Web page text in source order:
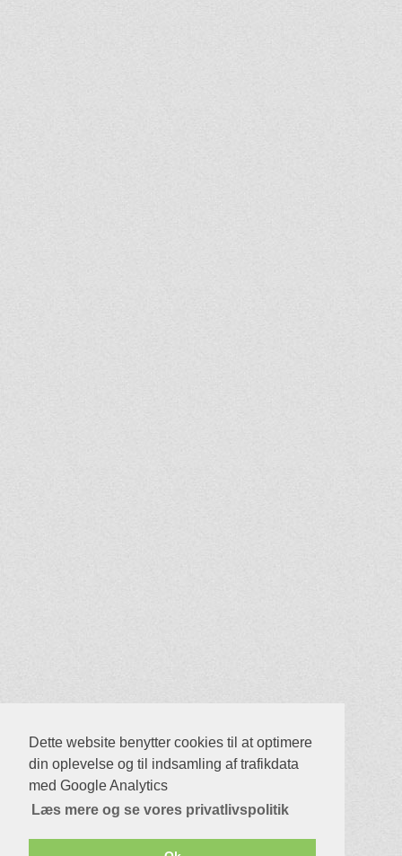
Skjul reklamer på BadmintonPeople.dk
Klik her
Dette website benytter cookies til at optimere
din oplevelse og til indsamling af trafikdata
med Google Analytics
Læs mere og se vores privatlivspolitik